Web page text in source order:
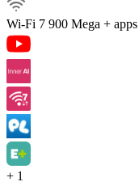
Wi-Fi 7 900 Mega + apps
+ 1